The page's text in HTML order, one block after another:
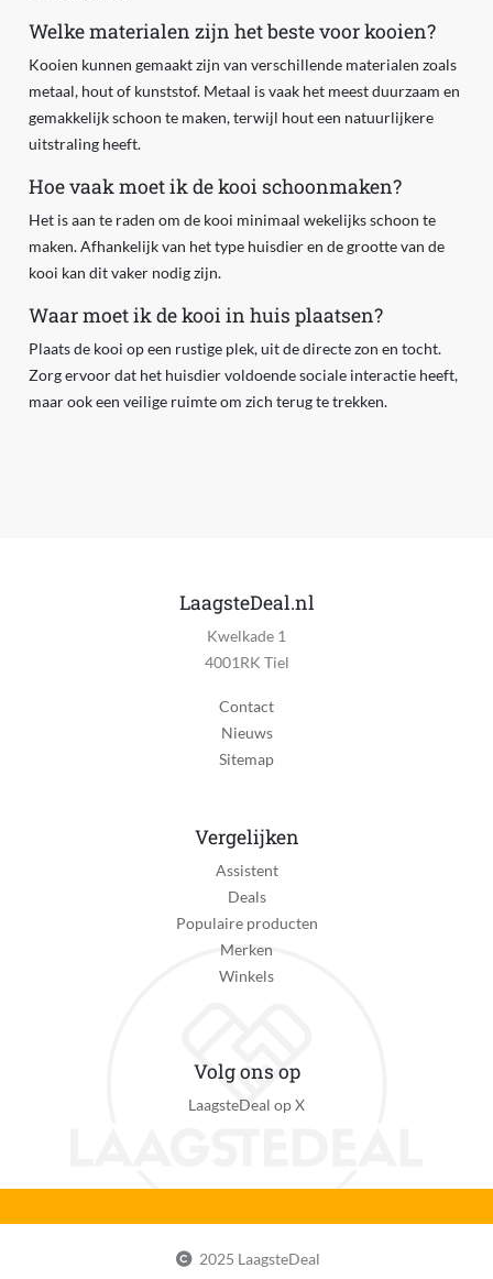
Welke materialen zijn het beste voor kooien?
Kooien kunnen gemaakt zijn van verschillende materialen zoals
metaal, hout of kunststof. Metaal is vaak het meest duurzaam en
gemakkelijk schoon te maken, terwijl hout een natuurlijkere
uitstraling heeft.
Hoe vaak moet ik de kooi schoonmaken?
Het is aan te raden om de kooi minimaal wekelijks schoon te
maken. Afhankelijk van het type huisdier en de grootte van de
kooi kan dit vaker nodig zijn.
Waar moet ik de kooi in huis plaatsen?
Plaats de kooi op een rustige plek, uit de directe zon en tocht.
Zorg ervoor dat het huisdier voldoende sociale interactie heeft,
maar ook een veilige ruimte om zich terug te trekken.
LaagsteDeal.nl
Kwelkade 1
4001RK Tiel
Contact
Nieuws
Sitemap
Vergelijken
Assistent
Deals
Populaire producten
Merken
Winkels
Volg ons op
LaagsteDeal op X
2025 LaagsteDeal